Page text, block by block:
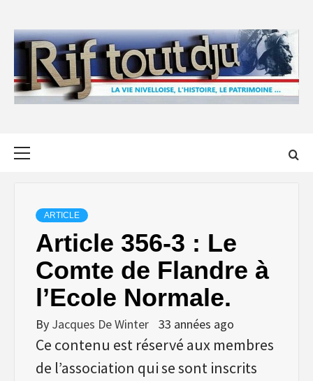
content
ARTICLE
Article 356-3 : Le
Comte de Flandre à
l’Ecole Normale.
By Jacques De Winter 33 années ago
Ce contenu est réservé aux membres
de l’association qui se sont inscrits